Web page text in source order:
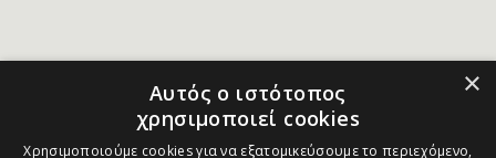
×
Αυτός ο ιστότοπος
χρησιμοποιεί cookies
Χρησιμοποιούμε cookies για να εξατομικεύσουμε το περιεχόμενο,